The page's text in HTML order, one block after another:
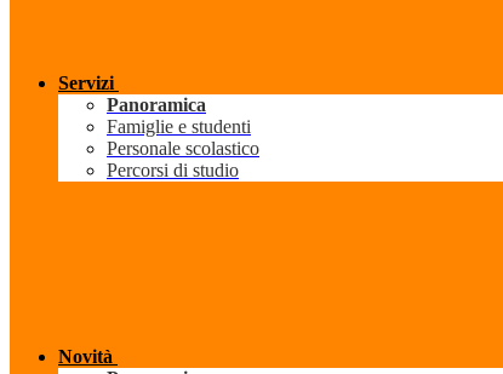
Servizi
Panoramica
Famiglie e studenti
Personale scolastico
Percorsi di studio
Novità